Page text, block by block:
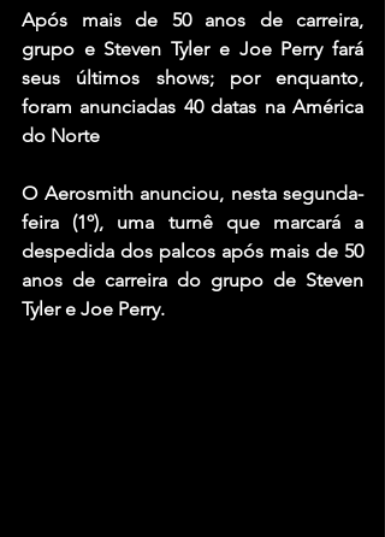
Após mais de 50 anos de carreira,
grupo e Steven Tyler e Joe Perry fará
seus últimos shows; por enquanto,
foram anunciadas 40 datas na América
do Norte
O Aerosmith anunciou, nesta segunda-
feira (1º), uma turnê que marcará a
despedida dos palcos após mais de 50
anos de carreira do grupo de Steven
Tyler e Joe Perry.